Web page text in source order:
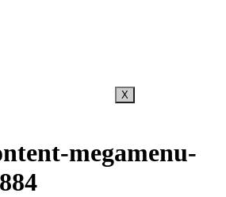
X
megamenu-